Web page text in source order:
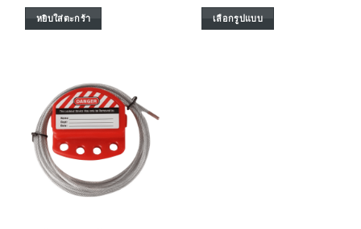
หยิบใส่ตะกร้า เลือกรูปแบบ